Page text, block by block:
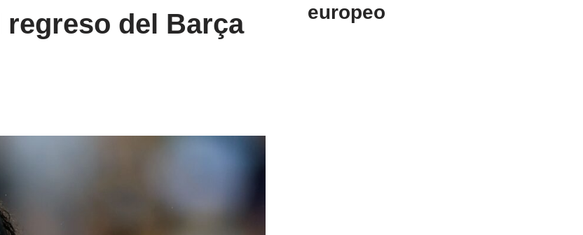
del Barça
europeo